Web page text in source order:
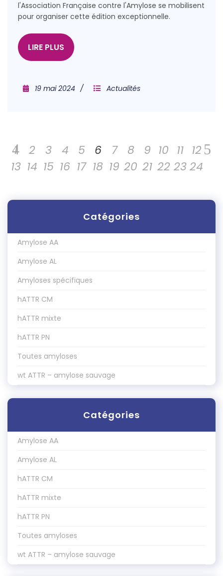
l'Association Française contre l'Amylose se mobilisent
pour organiser cette édition exceptionnelle.
LIRE PLUS
19 mai 2024 Actualités
1 2 3 4 5 6 7 8 9 10 11 12
13 14 15 16 17 18 19 20 21 22 23 24
Catégories
Amylose AA
Amylose AL
Amyloses spécifiques
hATTR CM
hATTR mixte
hATTR PN
Toutes amyloses
wt ATTR – amylose sauvage
Catégories
Amylose AA
Amylose AL
hATTR CM
hATTR mixte
hATTR PN
Toutes amyloses
wt ATTR – amylose sauvage